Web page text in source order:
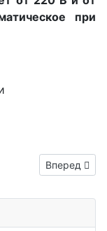
при
Следующий:
Вперед